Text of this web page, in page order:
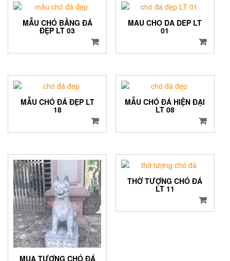
MẪU CHÓ BẰNG ĐÁ
ĐẸP LT 03
MAU CHO DA DEP LT
01
MẪU CHÓ ĐÁ ĐẸP LT
18
MẪU CHÓ ĐÁ HIỆN ĐẠI
LT 08
MUA TƯỢNG CHÓ ĐÁ
THỜ TƯỢNG CHÓ ĐÁ
LT 11